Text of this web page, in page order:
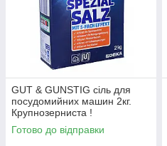
GUT & GUNSTIG сіль для
посудомийних машин 2кг.
Крупнозерниста !
Готово до відправки